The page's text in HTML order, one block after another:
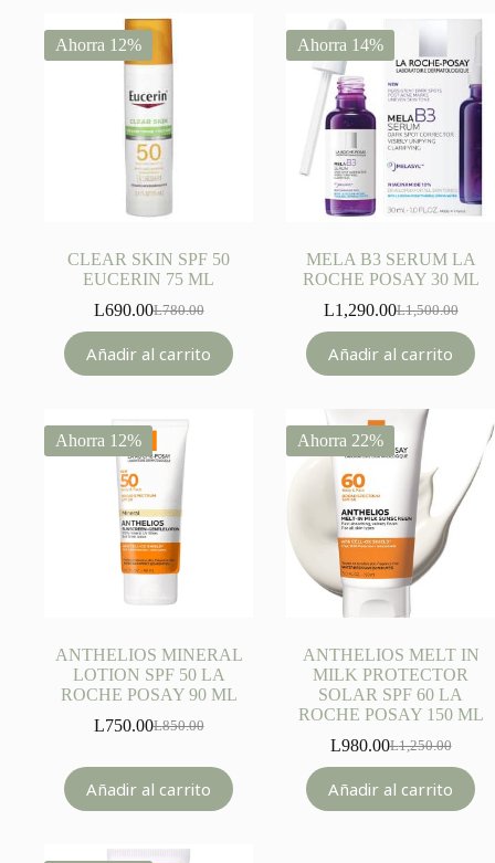
Ahorra 12%
CLEAR SKIN SPF 50
EUCERIN 75 ML
L780.00
Original
was:
L780.00.
L690.00Current
is:
L690.00.
Añadir al carrito
Ahorra 14%
MELA B3 SERUM LA
ROCHE POSAY 30 ML
L1,500.00
Original
was:
L1,500.00.
L1,290.00Current
is:
L1,290.00.
Añadir al carrito
Ahorra 12%
ANTHELIOS MINERAL
LOTION SPF 50 LA
ROCHE POSAY 90 ML
L850.00
Original
L850.00.
L750.00Current
L750.00.
Añadir al carrito
Ahorra 22%
ANTHELIOS MELT IN
MILK PROTECTOR
SOLAR SPF 60 LA
ROCHE POSAY 150 ML
L1,250.00
Original
was:
L1,250.00.
L980.00Current
is:
L980.00.
Añadir al carrito